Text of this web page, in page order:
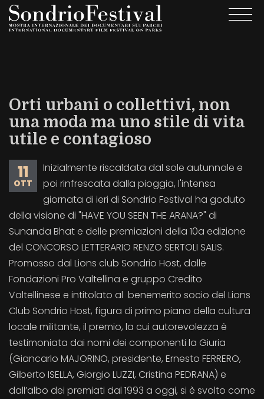
Salta
Orti urbani o collettivi, non
una moda ma uno stile di vita
utile e contagioso
11
OTT
Inizialmente riscaldata dal sole autunnale e
poi rinfrescata dalla pioggia, l'intensa
giornata di ieri di Sondrio Festival ha goduto
della visione di "HAVE YOU SEEN THE ARANA?" di
Sunanda Bhat e delle premiazioni della 10a edizione
del CONCORSO LETTERARIO RENZO SERTOLI SALIS.
Promosso dal Lions club Sondrio Host, dalle
Fondazioni Pro Valtellina e gruppo Credito
Valtellinese e intitolato al benemerito socio del Lions
Club Sondrio Host, figura di primo piano della cultura
locale militante, il premio, la cui autorevolezza è
testimoniata dai nomi dei componenti la Giuria
(Giancarlo MAJORINO, presidente, Ernesto FERRERO,
Gilberto ISELLA, Giorgio LUZZI, Cristina PEDRANA) e
dall’albo dei premiati dal 1993 a oggi, si è svolto come